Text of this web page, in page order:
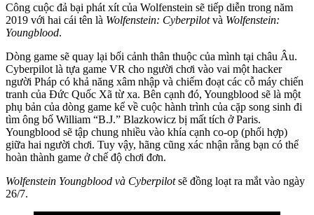
Công cuộc đả bại phát xít của Wolfenstein sẽ tiếp diễn trong năm
2019 với hai cái tên là Wolfenstein: Cyberpilotvà Wolfenstein:
Youngblood.
Dòng game sẽ quay lại bối cảnh thân thuộc của mình tại châu Âu.
Cyberpilot là tựa game VR cho người chơi vào vai một hacker
người Pháp có khả năng xâm nhập và chiếm đoạt các cỗ máy chiến
tranh của Đức Quốc Xã từ xa. Bên cạnh đó, Youngblood sẽ là một
phụ bản của dòng game kể về cuộc hành trình của cặp song sinh đi
tìm ông bố William “B.J.” Blazkowicz bị mất tích ở Paris.
Youngblood sẽ tập chung nhiều vào khía cạnh co-op (phối hợp)
giữa hai người chơi. Tuy vậy, hãng cũng xác nhận rằng bạn có thể
hoàn thành game ở chế độ chơi đơn.
Wolfenstein Youngblood và Cyberpilotsẽ đồng loạt ra mắt vào ngày
26/7.